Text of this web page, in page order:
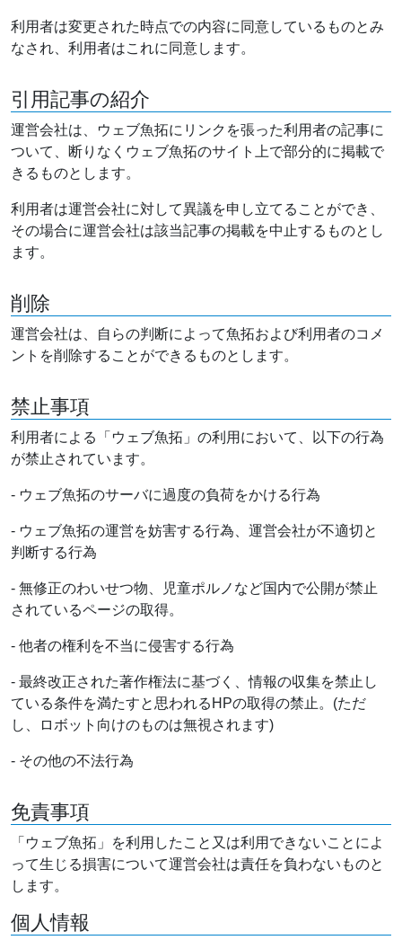
利用者は変更された時点での内容に同意しているものとみ
なされ、利用者はこれに同意します。
引用記事の紹介
運営会社は、ウェブ魚拓にリンクを張った利用者の記事に
ついて、断りなくウェブ魚拓のサイト上で部分的に掲載で
きるものとします。
利用者は運営会社に対して異議を申し立てることができ、
その場合に運営会社は該当記事の掲載を中止するものとし
ます。
削除
運営会社は、自らの判断によって魚拓および利用者のコメ
ントを削除することができるものとします。
禁止事項
利用者による「ウェブ魚拓」の利用において、以下の行為
が禁止されています。
- ウェブ魚拓のサーバに過度の負荷をかける行為
- ウェブ魚拓の運営を妨害する行為、運営会社が不適切と
判断する行為
- 無修正のわいせつ物、児童ポルノなど国内で公開が禁止
されているページの取得。
- 他者の権利を不当に侵害する行為
- 最終改正された著作権法に基づく、情報の収集を禁止し
ている条件を満たすと思われるHPの取得の禁止。(ただ
し、ロボット向けのものは無視されます)
- その他の不法行為
免責事項
「ウェブ魚拓」を利用したこと又は利用できないことによ
って生じる損害について運営会社は責任を負わないものと
します。
個人情報